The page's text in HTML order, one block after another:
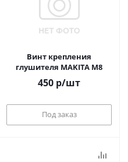
Винт крепления
глушителя MAKITA M8
450 р/шт
Под заказ